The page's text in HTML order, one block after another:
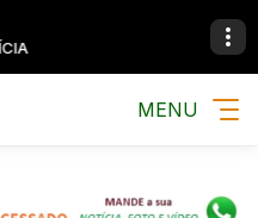
MÚSICA,
MENU